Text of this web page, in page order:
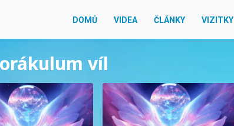
DOMŮ VIDEA ČLÁNKY VIZITKY
víl